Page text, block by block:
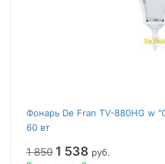
Фонарь De Fran TV-880HG w
60 вт
1 850 1 538 руб.